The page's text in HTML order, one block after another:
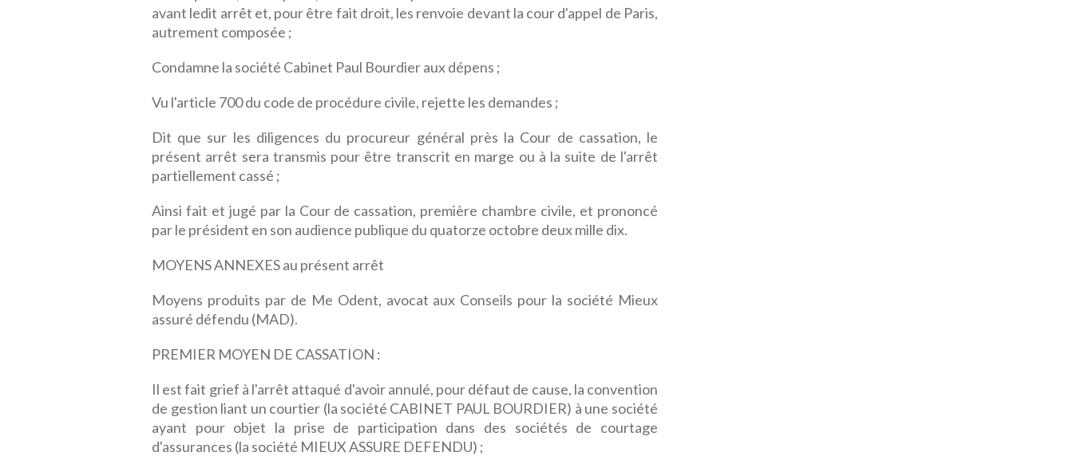
avant ledit arrêt et, pour être fait droit, les renvoie devant la cour d'appel de Paris,
autrement composée ;
Condamne la société Cabinet Paul Bourdier aux dépens ;
Vu l'article 700 du code de procédure civile, rejette les demandes ;
Dit que sur les diligences du procureur général près la Cour de cassation, le
présent arrêt sera transmis pour être transcrit en marge ou à la suite de l'arrêt
partiellement cassé ;
Ainsi fait et jugé par la Cour de cassation, première chambre civile, et prononcé
par le président en son audience publique du quatorze octobre deux mille dix.
MOYENS ANNEXES au présent arrêt
Moyens produits par de Me Odent, avocat aux Conseils pour la société Mieux
assuré défendu (MAD).
PREMIER MOYEN DE CASSATION :
Il est fait grief à l'arrêt attaqué d'avoir annulé, pour défaut de cause, la convention
de gestion liant un courtier (la société CABINET PAUL BOURDIER) à une société
ayant pour objet la prise de participation dans des sociétés de courtage
d'assurances (la société MIEUX ASSURE DEFENDU) ;